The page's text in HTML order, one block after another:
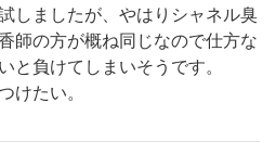
しましたが、やはりシャネル臭
師の方が概ね同じなので仕方な
と負けてしまいそうです。
けたい。